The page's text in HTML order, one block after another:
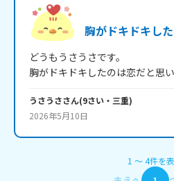
胸がドキドキし
どうもうさうさです。
胸がドキドキしたのは恋だと思い
うさうささん(9さい・ 三重)
2026年5月10日
1 〜4件を